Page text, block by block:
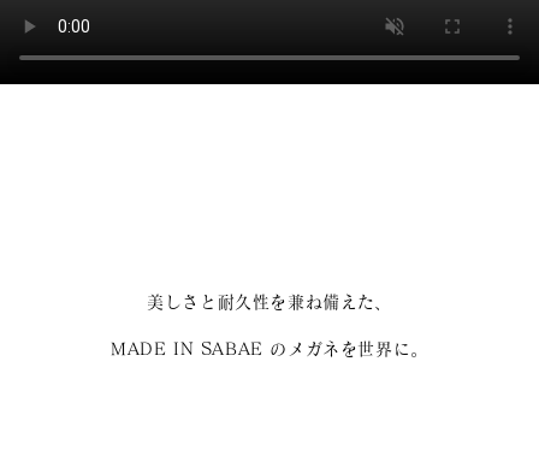
美しさと耐久性を兼ね備えた、
MADE IN SABAE のメガネを世界に。